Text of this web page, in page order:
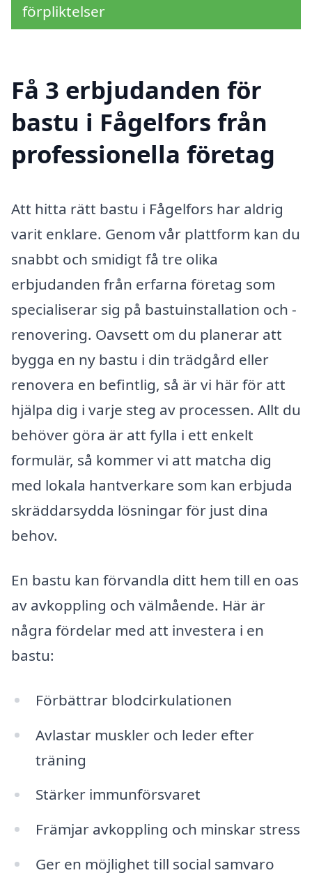
förpliktelser
Få 3 erbjudanden för
bastu i Fågelfors från
professionella företag
Att hitta rätt bastu i Fågelfors har aldrig
varit enklare. Genom vår plattform kan du
snabbt och smidigt få tre olika
erbjudanden från erfarna företag som
specialiserar sig på bastuinstallation och -
renovering. Oavsett om du planerar att
bygga en ny bastu i din trädgård eller
renovera en befintlig, så är vi här för att
hjälpa dig i varje steg av processen. Allt du
behöver göra är att fylla i ett enkelt
formulär, så kommer vi att matcha dig
med lokala hantverkare som kan erbjuda
skräddarsydda lösningar för just dina
behov.
En bastu kan förvandla ditt hem till en oas
av avkoppling och välmående. Här är
några fördelar med att investera i en
bastu:
Förbättrar blodcirkulationen
Avlastar muskler och leder efter
träning
Stärker immunförsvaret
Främjar avkoppling och minskar stress
Ger en möjlighet till social samvaro